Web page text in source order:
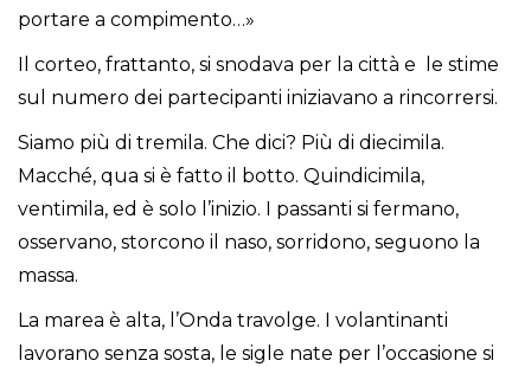
portare a compimento…»
Il corteo, frattanto, si snodava per la città e le stime
sul numero dei partecipanti iniziavano a rincorrersi.
Siamo più di tremila. Che dici? Più di diecimila.
Macché, qua si è fatto il botto. Quindicimila,
ventimila, ed è solo l’inizio. I passanti si fermano,
osservano, storcono il naso, sorridono, seguono la
massa.
La marea è alta, l’Onda travolge. I volantinanti
lavorano senza sosta, le sigle nate per l’occasione si